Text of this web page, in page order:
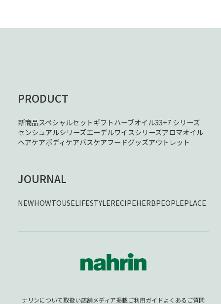
PRODUCT
新商品スペシャルセットギフトハーブオイル33+7 シリーズ
センシュアルシリーズエーデルワイスシリーズアロマオイル
ヘアケアボディケアバスケアフードグッズアウトレット
JOURNAL
NEWHOWTOUSELIFESTYLERECIPEHERBPEOPLEPLACE
ナリンについて取扱い店舗メディア掲載ご利用ガイドよくあるご質問